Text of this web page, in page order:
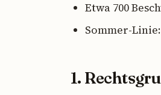
Etwa 700
Sommer-
1.